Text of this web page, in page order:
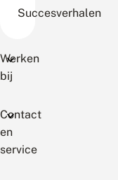
Succesverhalen
Werken
bij
Contact
en
service